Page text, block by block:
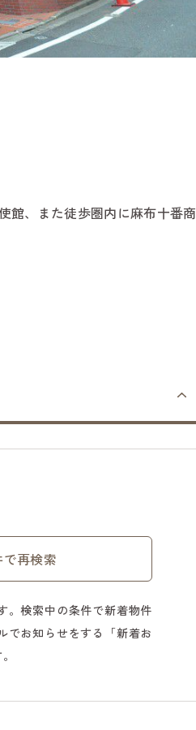
館、また徒歩圏内に麻布十番商
で再検索
。検索中の条件で新着物件
でお知らせをする「新着お